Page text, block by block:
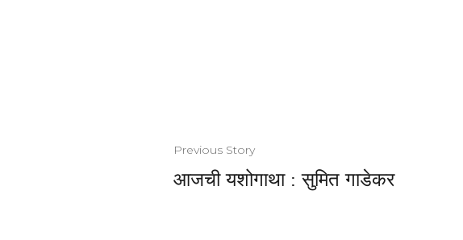
Previous Story
आजची यशोगाथा : सुमित गाडेकर